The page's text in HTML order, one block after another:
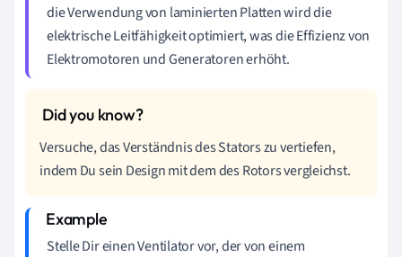
die Verwendung von laminierten Platten wird die
elektrische Leitfähigkeit optimiert, was die Effizienz von
Elektromotoren und Generatoren erhöht.
Versuche, das Verständnis des Stators zu vertiefen,
indem Du sein Design mit dem des Rotors vergleichst.
Stelle Dir einen Ventilator vor, der von einem